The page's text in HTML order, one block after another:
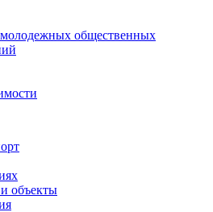
общественных
объекты